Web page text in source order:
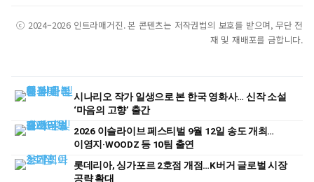
ⓒ 2024–2026 인트라매거진. 본 콘텐츠는 저작권법의 보호를 받으며, 무단 전
재 및 재배포를 금합니다.
시나리오 작가 일생으로 본 한국 영화사… 신작 소설
‘마음의 고향’ 출간
2026 이슬라이브 페스티벌 9월 12일 송도 개최…
이영지·WOODZ 등 10팀 출연
롯데리아, 싱가포르 2호점 개점…K버거 글로벌 시장
공략 확대